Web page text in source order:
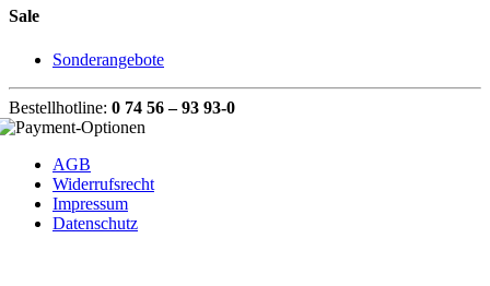
Sale
Sonderangebote
Bestellhotline: 0 74 56 – 93 93-0
AGB
Widerrufsrecht
Impressum
Datenschutz